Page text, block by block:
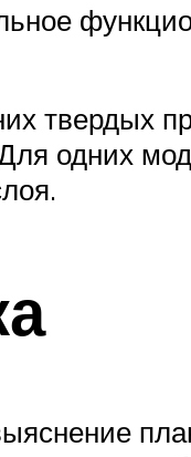
твердых
одних